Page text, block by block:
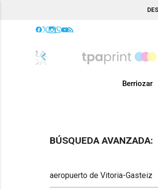
chevron_left
Berriozar
BÚSQUEDA AVANZADA: